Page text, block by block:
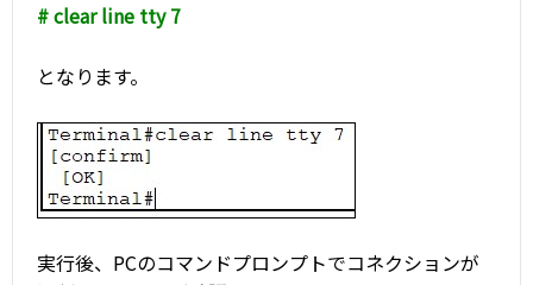
# clear line tty 7
となります。
実行後、PCのコマンドプロンプトでコネクションが